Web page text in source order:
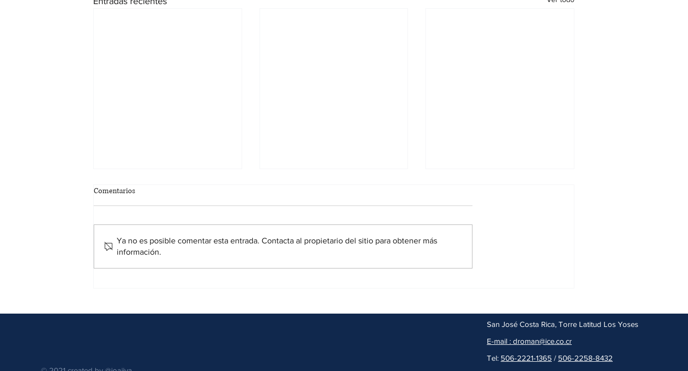
Juzgado Rechaza Solicitud de
Seminario sobre Gananciales,
Seminario Código Procesal de
Comentarios
Ya no es posible comentar esta entrada. Contacta al propietario del sitio para obtener más
información.
San José Costa Rica, Torre Latitud Los Yoses
E-mail : droman@ice.co.cr
Tel: 506-2221-1365 / 506-2258-8432